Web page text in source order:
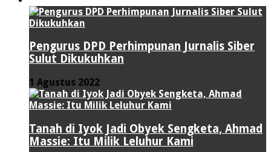
Pengurus DPD Perhimpunan Jurnalis Siber
Sulut Dikukuhkan
1 Agustus 2022
Tanah di Iyok Jadi Obyek Sengketa, Ahmad
Massie: Itu Milik Leluhur Kami